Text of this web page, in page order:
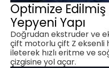
Optimize Edilmiş
Yepyeni Yapı
Doğrudan ekstruder ve
çift motorlu çift Z eksenli
ileterek hızlı eritme ve
çizgisine yol açar.